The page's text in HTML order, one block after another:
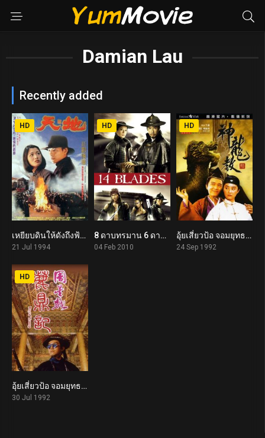
Damian Lau
Recently added
6
HD
เหยียบดินให้ดังถึงฟ้า Heaven and Earth (1994)
21 Jul 1994
6.3
HD
8 ดาบทรมาน 6 ดาบสังหาร 14 Blades (2010)
04 Feb 2010
7.0
HD
อุ้ยเสี่ยวป้อ จอมยุทธเย้ยยุทธจักร 2 Royal Tramp 2 (1992)
24 Sep 1992
7.1
HD
อุ้ยเสี่ยวป้อ จอมยุทธเย้ยยุทธจักร 1 Royal Tramp (1992)
30 Jul 1992